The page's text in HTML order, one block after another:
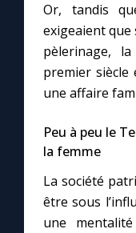
Or, tandis
exigeaient que
pèlerinage,
premier siècle
une affaire
Peu à peu le
la femme
La société
être sous
une